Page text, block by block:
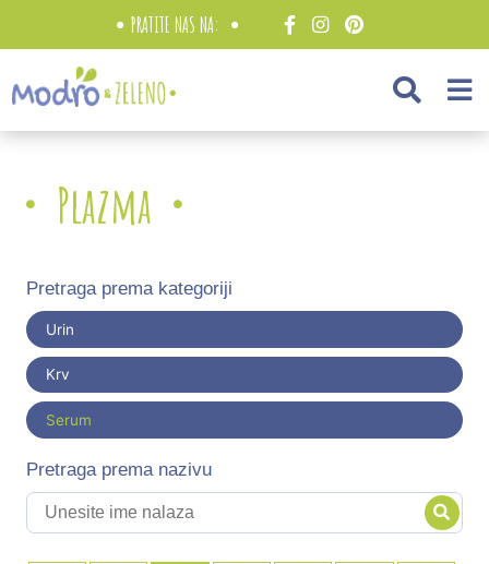
PRATITE NAS NA:
Plazma
Pretraga prema kategoriji
Urin
Krv
Serum
Pretraga prema nazivu